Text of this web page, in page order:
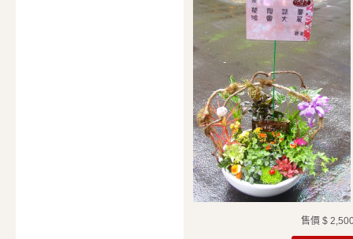
售價 $